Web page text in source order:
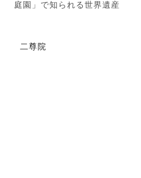
庭園」で知られる世界遺産
二尊院